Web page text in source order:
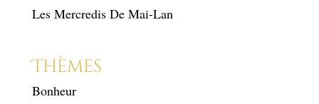
Les Mercredis De Mai-Lan
Thèmes
Bonheur